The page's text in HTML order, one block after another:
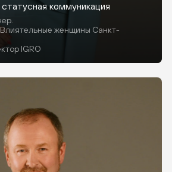
коммуникация
женщины Санкт-
IGRO